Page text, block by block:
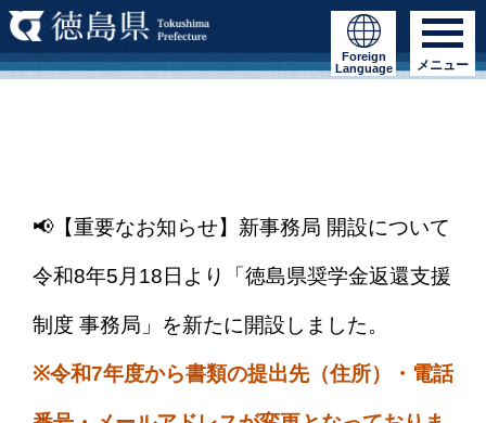
Foreign
Language
メニュー
📢【重要なお知らせ】新事務局 開設について
令和8年5月18日より「徳島県奨学金返還支援
制度 事務局」を新たに開設しました。
※令和7年度から書類の提出先（住所）・電話